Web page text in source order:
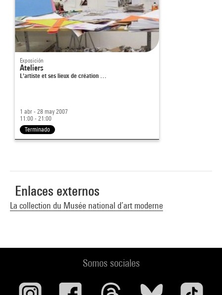
Exposición
Ateliers
L'artiste et ses lieux de création …
1 abr - 28 may 2007
11:00 - 21:00
Terminado
Enlaces externos
La collection du Musée national d’art moderne
Somos sociales